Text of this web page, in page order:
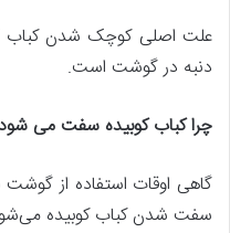
علت اصلی کوچک شدن کباب
دنبه در گوشت است.
چرا کباب کوبیده سفت می
گاهی اوقات استفاده از
سفت شدن کباب کوبیده